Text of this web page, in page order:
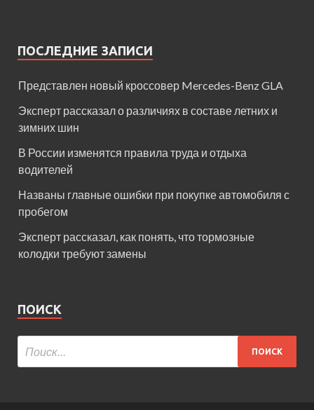
ПОСЛЕДНИЕ ЗАПИСИ
Представлен новый кроссовер Mercedes-Benz GLA
Эксперт рассказал о различиях в составе летних и
зимних шин
В России изменятся правила труда и отдыха
водителей
Названы главные ошибки при покупке автомобиля с
пробегом
Эксперт рассказал, как понять, что тормозные
колодки требуют замены
ПОИСК